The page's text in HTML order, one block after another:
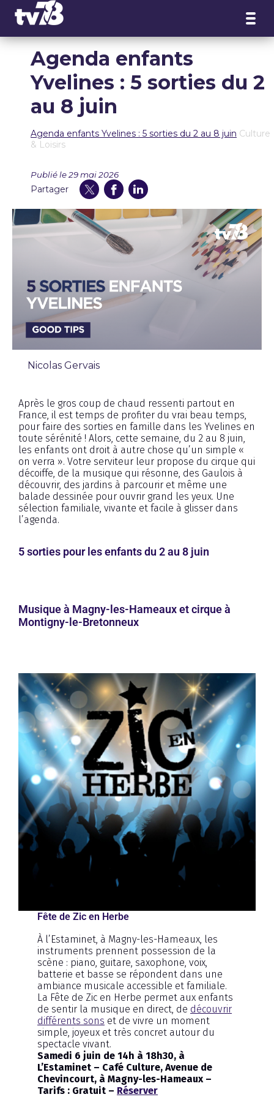
Agenda enfants
Yvelines : 5 sorties du 2
au 8 juin
Agenda enfants Yvelines : 5 sorties du 2 au 8 juin Culture
& Loisirs
Publié le 29 mai 2026
Partager
Nicolas Gervais
Après le gros coup de chaud ressenti partout en
France, il est temps de profiter du vrai beau temps,
pour faire des sorties en famille dans les Yvelines en
toute sérénité ! Alors, cette semaine, du 2 au 8 juin,
les enfants ont droit à autre chose qu’un simple «
on verra ». Votre serviteur leur propose du cirque qui
décoiffe, de la musique qui résonne, des Gaulois à
découvrir, des jardins à parcourir et même une
balade dessinée pour ouvrir grand les yeux. Une
sélection familiale, vivante et facile à glisser dans
l’agenda.
5 sorties pour les enfants du 2 au 8 juin
Musique à Magny-les-Hameaux et cirque à
Montigny-le-Bretonneux
Fête de Zic en Herbe
À l’Estaminet, à Magny-les-Hameaux, les
instruments prennent possession de la
scène : piano, guitare, saxophone, voix,
batterie et basse se répondent dans une
ambiance musicale accessible et familiale.
La Fête de Zic en Herbe permet aux enfants
de sentir la musique en direct, de découvrir
différents sons et de vivre un moment
simple, joyeux et très concret autour du
spectacle vivant.
Samedi 6 juin de 14h à 18h30, à
L’Estaminet – Café Culture, Avenue de
Chevincourt, à Magny-les-Hameaux –
Tarifs : Gratuit – Réserver
Panneau de gestion des cookies